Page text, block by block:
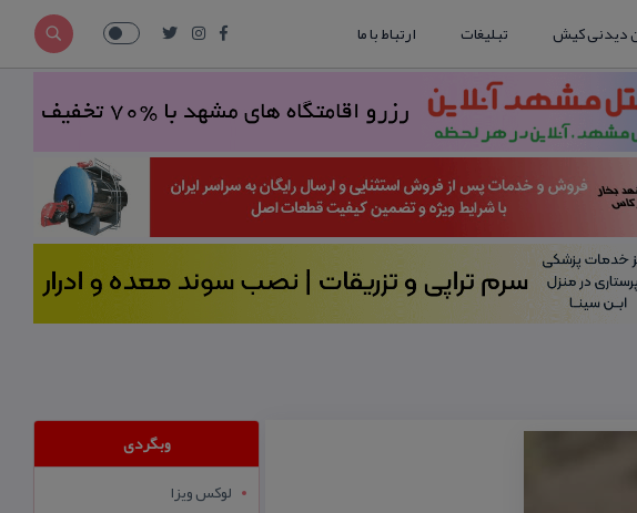
دیدنی کیش تبلیغات ارتباط با ما
وبگردی
لوکس ویزا